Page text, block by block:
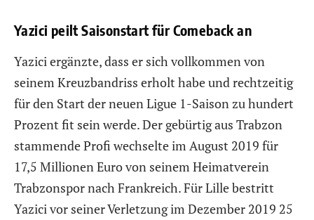
Yazici peilt Saisonstart für Comeback an
Yazici ergänzte, dass er sich vollkommen von
seinem Kreuzbandriss erholt habe und rechtzeitig
für den Start der neuen Ligue 1-Saison zu hundert
Prozent fit sein werde. Der gebürtig aus Trabzon
stammende Profi wechselte im August 2019 für
17,5 Millionen Euro von seinem Heimatverein
Trabzonspor nach Frankreich. Für Lille bestritt
Yazici vor seiner Verletzung im Dezember 2019 25